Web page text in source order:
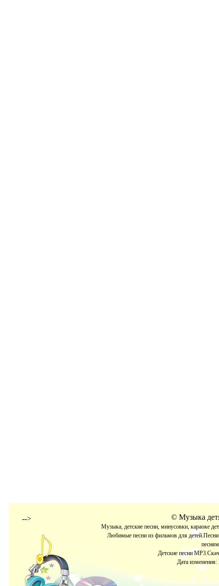
--> © Музыка
Музыка, детские песни, минусовки, караоке
Любимые песни из фильмов для
Детские песни
Дата изменения: